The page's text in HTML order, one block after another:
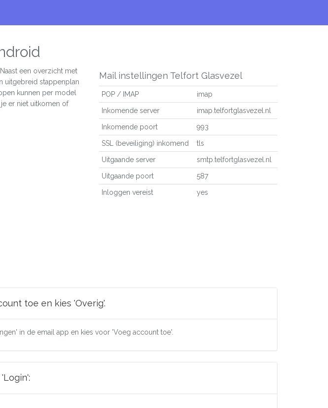
. Naast een overzicht met
uitgebreid stappenplan
kunnen per model
er niet uitkomen of
Mail instellingen Telfort Glasvezel
POP / IMAP imap
Inkomende server imap.telfortglasvezel.nl
Inkomende poort 993
SSL (beveiliging) inkomend tls
Uitgaande server smtp.telfortglasvezel.nl
Uitgaande poort 587
Inloggen vereist yes
toe en kies 'Overig'.
in de email app en kies voor 'Voeg account toe'.